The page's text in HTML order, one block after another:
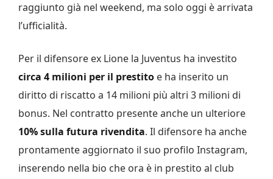
raggiunto già nel weekend, ma solo oggi è arrivata
l’ufficialità.
Per il difensore ex Lione la Juventus ha investito
circa 4 milioni per il prestito e ha inserito un
diritto di riscatto a 14 milioni più altri 3 milioni di
bonus. Nel contratto presente anche un ulteriore
10% sulla futura rivendita. Il difensore ha anche
prontamente aggiornato il suo profilo Instagram,
inserendo nella bio che ora è in prestito al club